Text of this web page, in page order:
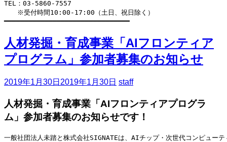
TEL：03-5860-7557
※受付時間10:00-17:00（土日、祝日除く）
人材発掘・育成事業「AIフロンティア
プログラム」参加者募集のお知らせ
2019年1月30日 2019年1月30日 staff
人材発掘・育成事業「AIフロンティアプログラ
ム」参加者募集のお知らせです！
一般社団法人未踏と株式会社SIGNATEは、AIチップ・次世代コンピューテ